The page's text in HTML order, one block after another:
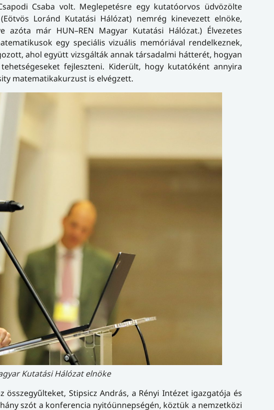
Csaba volt. Meglepetésre egy kutatóorvos üdvözölte
Loránd Kutatási Hálózat) nemrég kinevezett elnöke,
már HUN–REN Magyar Kutatási Hálózat.) Élvezetes
egy speciális vizuális memóriával rendelkeznek,
ahol együtt vizsgálták annak társadalmi hátterét, hogyan
fejleszteni. Kiderült, hogy kutatóként annyira
matematikakurzust is elvégzett.
Kutatási Hálózat elnöke
Stipsicz András, a Rényi Intézet igazgatója és
szót a konferencia nyitóünnepségén, köztük a nemzetközi